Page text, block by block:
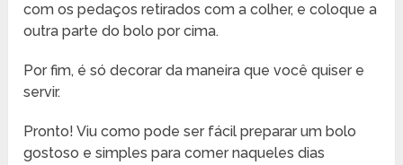
com os pedaços retirados com a colher, e coloque a
outra parte do bolo por cima.
Por fim, é só decorar da maneira que você quiser e
servir.
Pronto! Viu como pode ser fácil preparar um bolo
gostoso e simples para comer naqueles dias